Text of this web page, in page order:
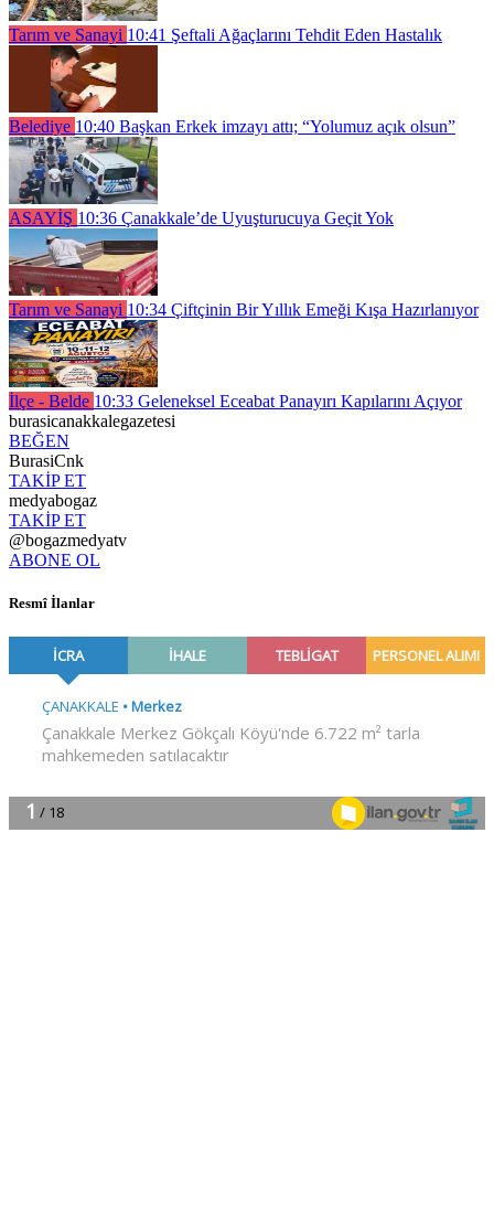
Tarım ve Sanayi 10:41 Şeftali Ağaçlarını Tehdit Eden Hastalık
Belediye 10:40 Başkan Erkek imzayı attı; “Yolumuz açık olsun”
ASAYİŞ 10:36 Çanakkale’de Uyuşturucuya Geçit Yok
Tarım ve Sanayi 10:34 Çiftçinin Bir Yıllık Emeği Kışa Hazırlanıyor
İlçe - Belde 10:33 Geleneksel Eceabat Panayırı Kapılarını Açıyor
burasicanakkalegazetesi
BEĞEN
BurasiCnk
TAKİP ET
medyabogaz
TAKİP ET
@bogazmedyatv
ABONE OL
Resmî İlanlar